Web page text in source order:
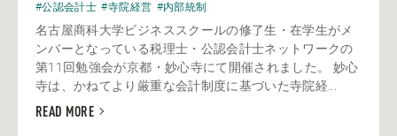
#公認会計士 #寺院経営 #内部統制
名古屋商科大学ビジネススクールの修了生・在学生がメ
ンバーとなっている税理士・公認会計士ネットワークの
第11回勉強会が京都・妙心寺にて開催されました。 妙心
寺は、かねてより厳重な会計制度に基づいた寺院経...
READ MORE